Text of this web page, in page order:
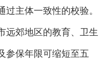
主体一致性的校验。
郊地区的教育、卫生
参保年限可缩短至五